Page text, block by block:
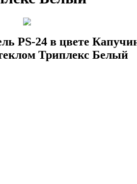
PS-24 в цвете
Триплекс Белый